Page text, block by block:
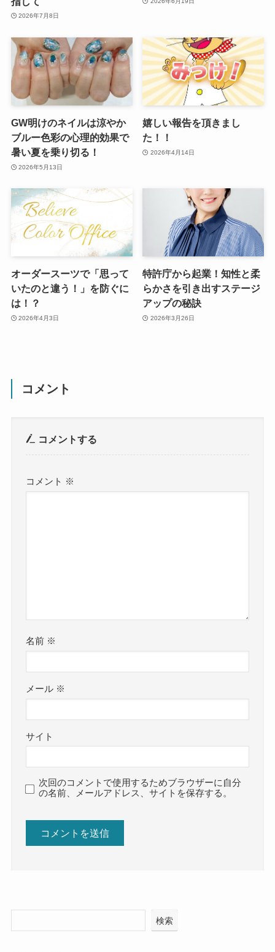
2026年7月8日
GW明けのネイルは涼やか
ブルー色彩の心理的効果で
暑い夏を乗り切る！
2026年5月13日
嬉しい報告を頂きまし
た！！
2026年4月14日
オーダースーツで「思って
いたのと違う！」を防ぐに
は！？
2026年4月3日
特許庁から起業！知性と柔
らかさを引き出すステージ
アップの秘訣
2026年3月26日
コメント
コメントする
コメント ※
名前 ※
メール ※
サイト
次回のコメントで使用するためブラウザーに自分
の名前、メールアドレス、サイトを保存する。
検索